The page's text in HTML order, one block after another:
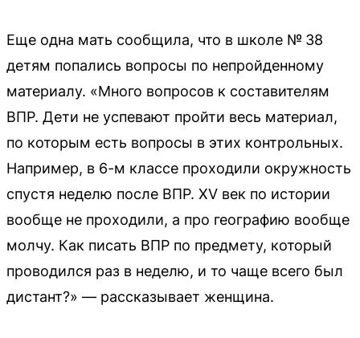
Еще одна мать сообщила, что в школе № 38
детям попались вопросы по непройденному
материалу. «Много вопросов к составителям
ВПР. Дети не успевают пройти весь материал,
по которым есть вопросы в этих контрольных.
Например, в 6-м классе проходили окружность
спустя неделю после ВПР. XV век по истории
вообще не проходили, а про географию вообще
молчу. Как писать ВПР по предмету, который
проводился раз в неделю, и то чаще всего был
дистант?» — рассказывает женщина.